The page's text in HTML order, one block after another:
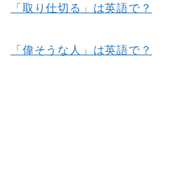
「取り仕切る」は英語で？
「偉そうな人」は英語で？